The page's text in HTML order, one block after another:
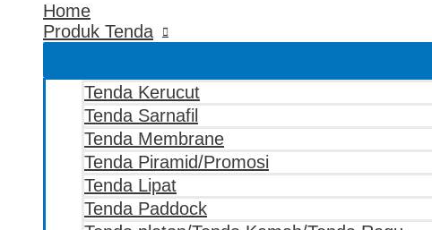
Home
Produk Tenda
Tenda Kerucut
Tenda Sarnafil
Tenda Membrane
Tenda Piramid/Promosi
Tenda Lipat
Tenda Paddock